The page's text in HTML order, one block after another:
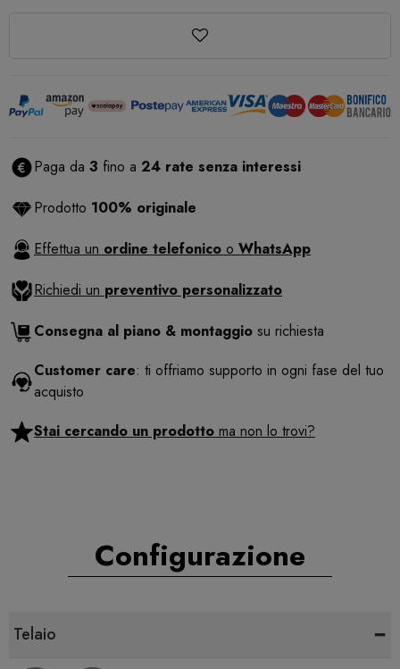
Paga da 3 fino a 24 rate senza interessi
Prodotto 100% originale
Effettua un ordine telefonico o WhatsApp
Richiedi un preventivo personalizzato
Consegna al piano & montaggio su richiesta
Customer care: ti offriamo supporto in ogni fase del tuo
acquisto
Stai cercando un prodotto ma non lo trovi?
Configurazione
Telaio -